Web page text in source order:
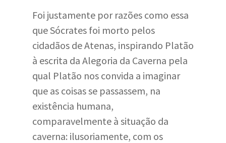
Foi justamente por razões como essa
que Sócrates foi morto pelos
cidadãos de Atenas, inspirando Platão
à escrita da Alegoria da Caverna pela
qual Platão nos convida a imaginar
que as coisas se passassem, na
existência humana,
comparavelmente à situação da
caverna: ilusoriamente, com os